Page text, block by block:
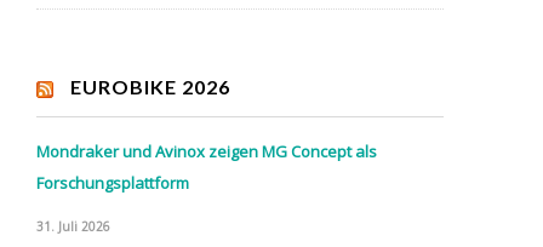
EUROBIKE 2026
Mondraker und Avinox zeigen MG Concept als
Forschungsplattform
31. Juli 2026